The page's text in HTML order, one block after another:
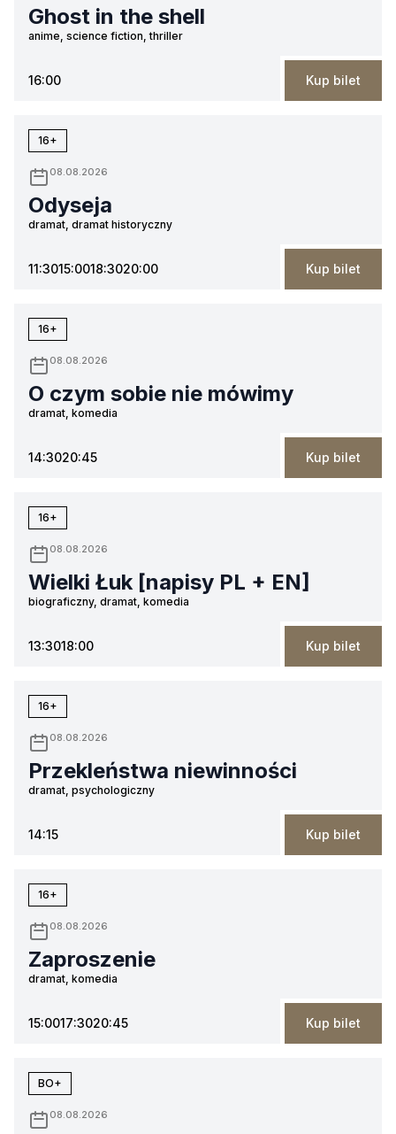
Ghost in the shell
anime, science fiction, thriller
16:00 Kup bilet
16+
08.08.2026
Odyseja
dramat, dramat historyczny
11:3015:0018:3020:00 Kup bilet
16+
08.08.2026
O czym sobie nie mówimy
dramat, komedia
14:3020:45 Kup bilet
16+
08.08.2026
Wielki Łuk [napisy PL + EN]
biograficzny, dramat, komedia
13:3018:00 Kup bilet
16+
08.08.2026
Przekleństwa niewinności
dramat, psychologiczny
14:15 Kup bilet
16+
08.08.2026
Zaproszenie
dramat, komedia
15:0017:3020:45 Kup bilet
BO+
08.08.2026